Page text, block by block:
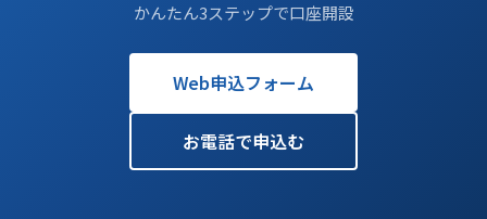
かんたん3ステップで口座開設
Web申込フォーム
お電話で申込む